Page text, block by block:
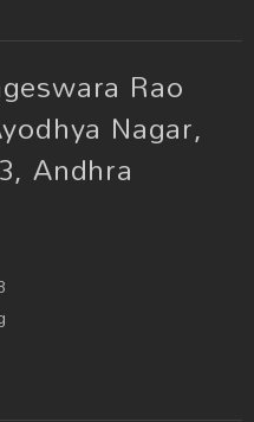
Rao
Nagar,
Andhra